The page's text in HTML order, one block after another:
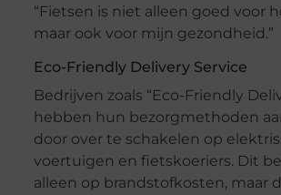
“Fietsen is niet alleen goed voor
maar ook voor mijn gezondheid.”
Eco-Friendly Delivery Service
Bedrijven zoals “Eco-Friendly
hebben hun bezorgmethoden
door over te schakelen op
voertuigen en fietskoeriers. Dit
alleen op brandstofkosten, maar